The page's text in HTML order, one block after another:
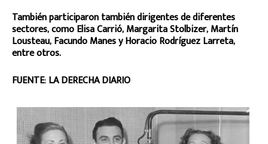
También participaron también dirigentes de diferentes
sectores, como Elisa Carrió, Margarita Stolbizer, Martín
Lousteau, Facundo Manes y Horacio Rodríguez Larreta,
entre otros.
FUENTE: LA DERECHA DIARIO